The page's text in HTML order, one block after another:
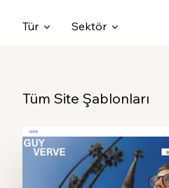
Tür Sektör
Tüm Site Şablonları